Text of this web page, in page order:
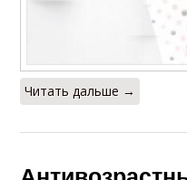
Читать дальше →